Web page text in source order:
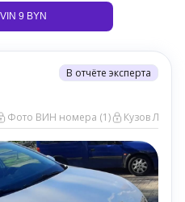
9 BYN
В отчёте эксперта
Фото ВИН номера (1) Кузов ЛКП